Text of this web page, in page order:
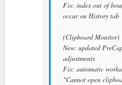
Fix: index out of
occur on History tab
(Clipboard Monitor)
New: updated
adjustments
Fix: automatic
"Cannot open